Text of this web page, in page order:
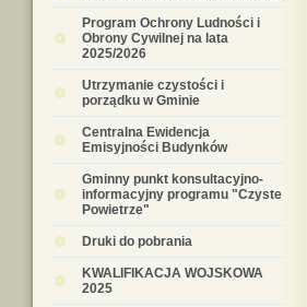
Program Ochrony Ludności i
Obrony Cywilnej na lata
2025/2026
Utrzymanie czystości i
porządku w Gminie
Centralna Ewidencja
Emisyjności Budynków
Gminny punkt konsultacyjno-
informacyjny programu "Czyste
Powietrze"
Druki do pobrania
KWALIFIKACJA WOJSKOWA
2025